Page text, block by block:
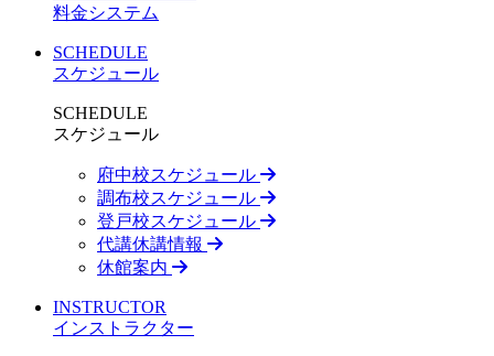
料金システム
SCHEDULE
スケジュール
SCHEDULE
スケジュール
府中校スケジュール
調布校スケジュール
登戸校スケジュール
代講休講情報
休館案内
INSTRUCTOR
インストラクター